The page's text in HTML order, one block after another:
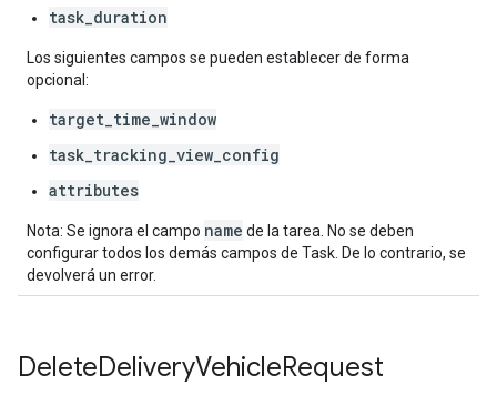
task_duration
Los siguientes campos se pueden establecer de forma
opcional:
target_time_window
task_tracking_view_config
attributes
Nota: Se ignora el campo name de la tarea. No se deben
configurar todos los demás campos de Task. De lo contrario, se
devolverá un error.
DeleteDeliveryVehicleRequest